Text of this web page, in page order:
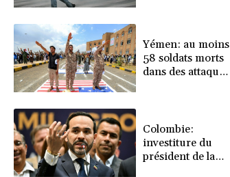
privée
Yémen: au moins
58 soldats morts
dans des attaques
Colombie:
investiture du
président de la